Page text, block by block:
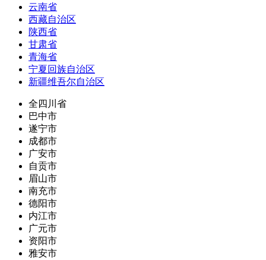
云南省
西藏自治区
陕西省
甘肃省
青海省
宁夏回族自治区
新疆维吾尔自治区
全四川省
巴中市
遂宁市
成都市
广安市
自贡市
眉山市
南充市
德阳市
内江市
广元市
资阳市
雅安市